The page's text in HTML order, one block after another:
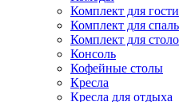
Комплект для
Комплект для
Комплект для
Консоль
Кофейные столы
Кресла
Кресла для отдыха